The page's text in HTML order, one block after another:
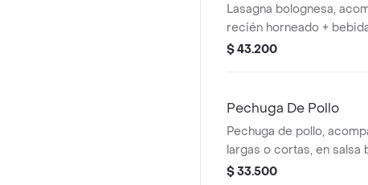
Lasagna bolognesa,
recién horneado +
250 ml / agua brisa 280
$ 43.200
Pechuga De Pollo
Pechuga de pollo,
largas o cortas, en salsa
ensalada de la casa y
$ 33.500